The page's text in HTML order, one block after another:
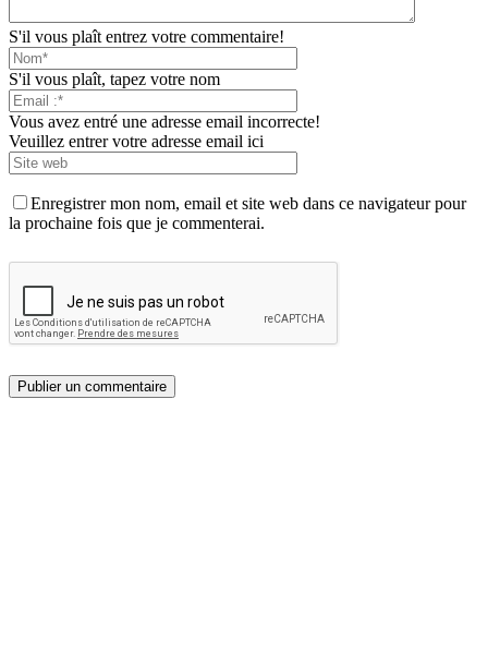
S'il vous plaît entrez votre commentaire!
S'il vous plaît, tapez votre nom
Vous avez entré une adresse email incorrecte!
Veuillez entrer votre adresse email ici
Enregistrer mon nom, email et site web dans ce navigateur pour
la prochaine fois que je commenterai.